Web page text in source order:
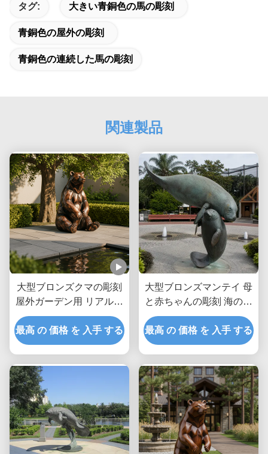
タグ: 大きい青銅色の馬の彫刻
青銅色の屋外の彫刻
青銅色の連続した馬の彫刻
関連製品
大型ブロンズクマの彫刻
屋外ガーデン用 リアルな
座りヒグマ像 カスタムメ
タル動物アート装飾 パー
クヴィラ用
最高 の 価格 を 入手 する
大型ブロンズマンテイ 母
と赤ちゃんの彫刻 海の動
物 沿岸庭園 屋外美術像
最高 の 価格 を 入手 する